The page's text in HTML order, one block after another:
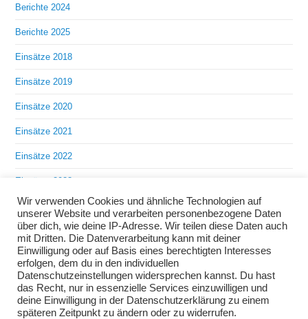
Berichte 2024
Berichte 2025
Einsätze 2018
Einsätze 2019
Einsätze 2020
Einsätze 2021
Einsätze 2022
Einsätze 2023
Einsätze 2024
Einsätze 2025
Übungen 2018
Übungen 2019
Übungen 2020
Wir verwenden Cookies und ähnliche Technologien auf
unserer Website und verarbeiten personenbezogene Daten
über dich, wie deine IP-Adresse. Wir teilen diese Daten auch
mit Dritten. Die Datenverarbeitung kann mit deiner
Einwilligung oder auf Basis eines berechtigten Interesses
erfolgen, dem du in den individuellen
Datenschutzeinstellungen widersprechen kannst. Du hast
das Recht, nur in essenzielle Services einzuwilligen und
deine Einwilligung in der Datenschutzerklärung zu einem
späteren Zeitpunkt zu ändern oder zu widerrufen.